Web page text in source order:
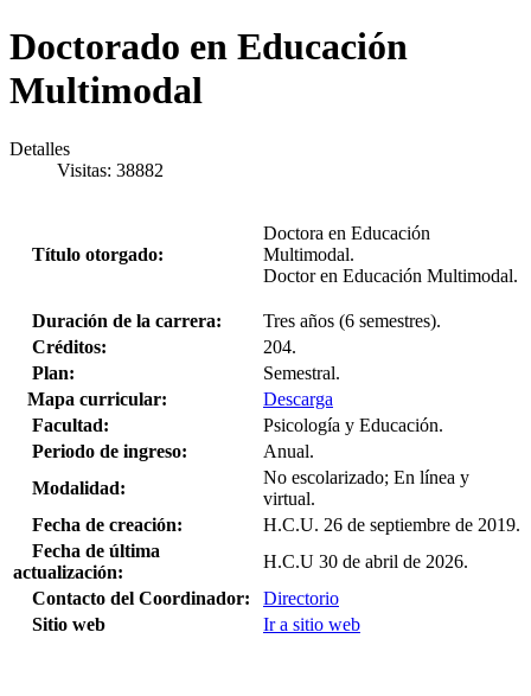
Doctorado en Educación
Multimodal
Detalles
Visitas: 38882
Título otorgado:
Doctora en Educación
Multimodal.
Doctor en Educación Multimodal.
Duración de la carrera:
Tres años (6 semestres).
Créditos:
204.
Plan:
Semestral.
Mapa curricular:
Descarga
Facultad:
Psicología y Educación.
Periodo de ingreso:
Anual.
Modalidad:
No escolarizado; En línea y
virtual.
Fecha de creación:
H.C.U. 26 de septiembre de 2019.
Fecha de última
actualización:
H.C.U 30 de abril de 2026.
Contacto del Coordinador:
Directorio
Sitio web
Ir a sitio web